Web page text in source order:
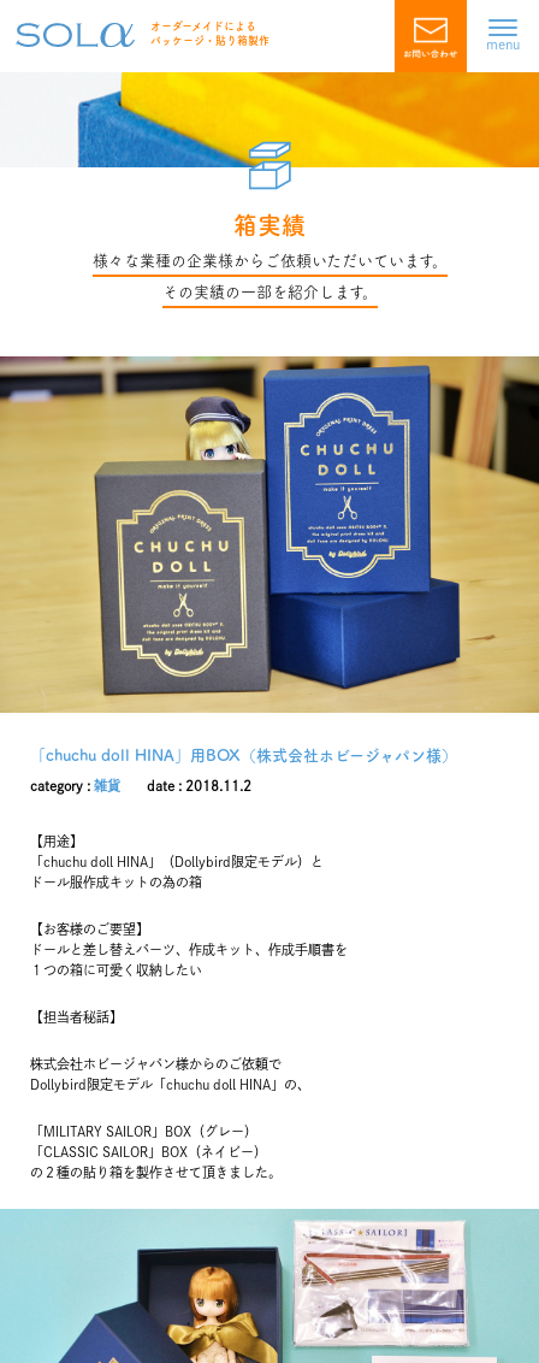
オーダーメイドによる
パッケージ・貼り箱製作
menu
箱実績
様々な業種の企業様からご依頼いただいています。
その実績の一部を紹介します。
「chuchu doll HINA」用BOX（株式会社ホビージャパン様）
category : 雑貨 date : 2018.11.2
【用途】
「chuchu doll HINA」（Dollybird限定モデル）と
ドール服作成キットの為の箱
【お客様のご要望】
ドールと差し替えパーツ、作成キット、作成手順書を
１つの箱に可愛く収納したい
【担当者秘話】
株式会社ホビージャパン様からのご依頼で
Dollybird限定モデル「chuchu doll HINA」の、
「MILITARY SAILOR」BOX（グレー）
「CLASSIC SAILOR」BOX（ネイビー）
の２種の貼り箱を製作させて頂きました。